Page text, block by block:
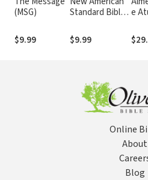
(MSG)
$9.99
Standard Bible
(NASB1995)
$9.99
e
Online
About
Blog